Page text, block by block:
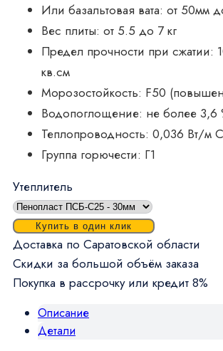
Или базальтовая вата: от 50мм
Вес плиты: от 5.5 до 7 кг
Предел прочности при сжатии:
кв.см
Морозостойкость: F50
Водопоглощение: не более 3,6
Теплопроводность: 0,036 Вт/м C
Группа горючести: Г1
Утеплитель
Купить в один клик
Доставка по Саратовской области
Скидки за большой объём заказа
Покупка в рассрочку или кредит 8%
Описание
Детали